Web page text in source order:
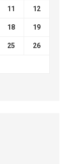
11 12
18 19
25 26